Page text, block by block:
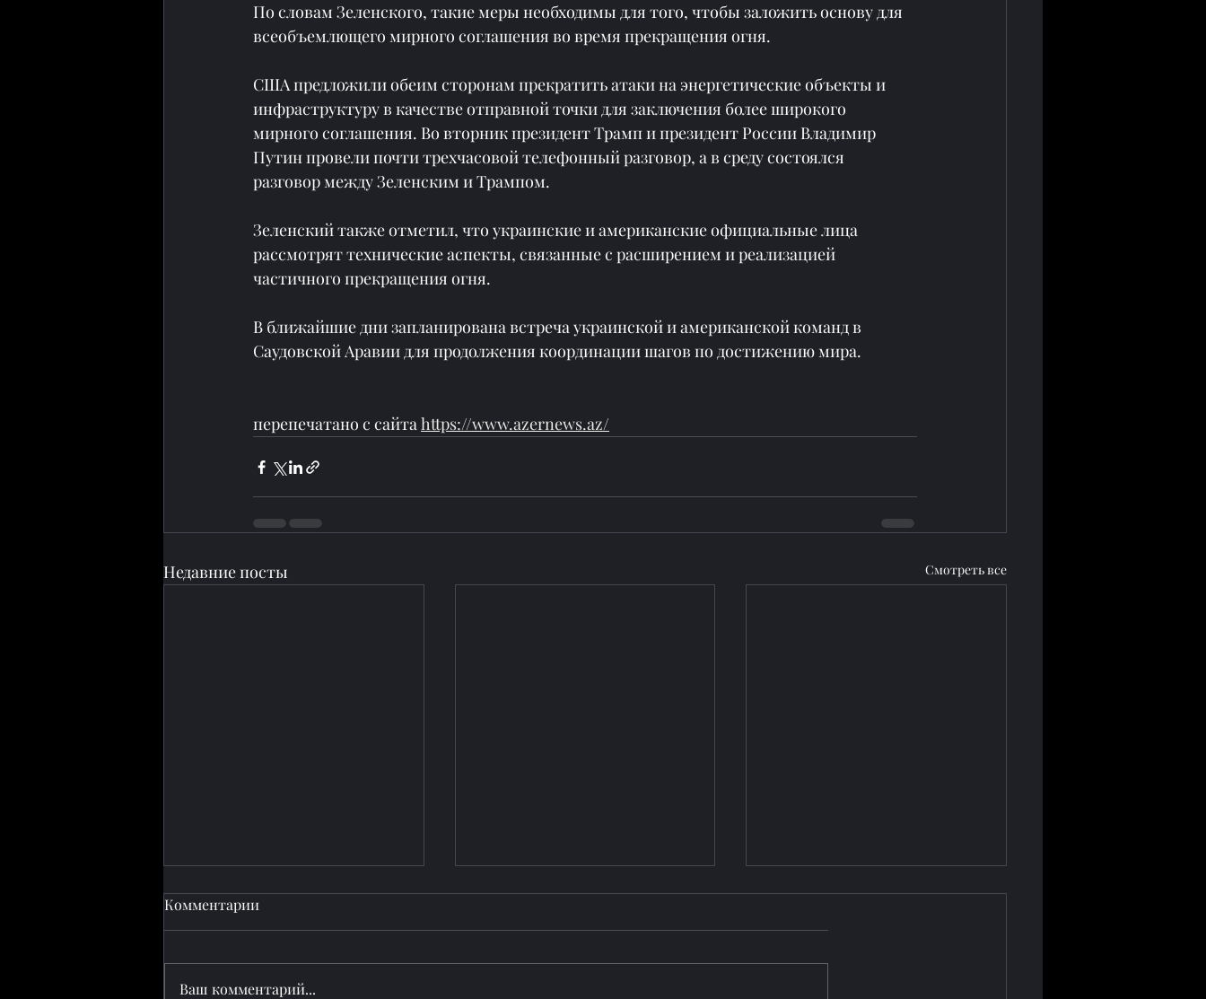
По словам Зеленского, такие меры необходимы для того, чтобы заложить основу для
всеобъемлющего мирного соглашения во время прекращения огня.
США предложили обеим сторонам прекратить атаки на энергетические объекты и
инфраструктуру в качестве отправной точки для заключения более широкого
мирного соглашения. Во вторник президент Трамп и президент России Владимир
Путин провели почти трехчасовой телефонный разговор, а в среду состоялся
разговор между Зеленским и Трампом.
Зеленский также отметил, что украинские и американские официальные лица
рассмотрят технические аспекты, связанные с расширением и реализацией
частичного прекращения огня.
В ближайшие дни запланирована встреча украинской и американской команд в
Саудовской Аравии для продолжения координации шагов по достижению мира.
перепечатано с сайта https://www.azernews.az/
Недавние посты Смотреть все
Комментарии
Ваш комментарий...